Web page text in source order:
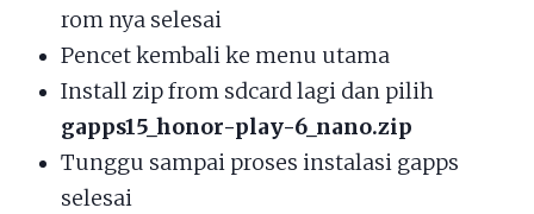
rom nya selesai
Pencet kembali ke menu utama
Install zip from sdcard lagi dan pilih
gapps15_honor-play-6_nano.zip
Tunggu sampai proses instalasi gapps
selesai